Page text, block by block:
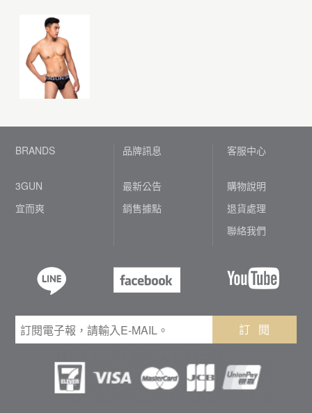
BRANDS
3GUN
宜而爽
品牌訊息
最新公告
銷售據點
客服中心
購物說明
退貨處理
聯絡我們
訂 閱